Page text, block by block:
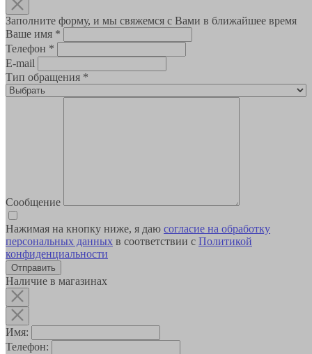
Заполните форму, и мы свяжемся с Вами в ближайшее время
Ваше имя *
Телефон *
E-mail
Тип обращения *
Сообщение
Нажимая на кнопку ниже, я даю согласие на обработку
персональных данных в соответствии с Политикой
конфиденциальности
Наличие в магазинах
Имя:
Телефон: